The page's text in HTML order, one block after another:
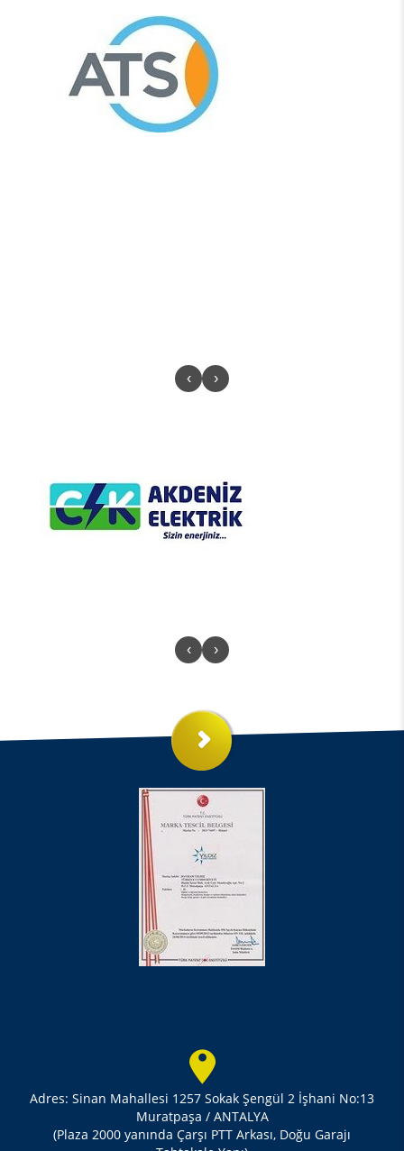
‹ ›
‹ ›
Adres: Sinan Mahallesi 1257 Sokak Şengül 2 İşhani No:13
Muratpaşa / ANTALYA
(Plaza 2000 yanında Çarşı PTT Arkası, Doğu Garajı